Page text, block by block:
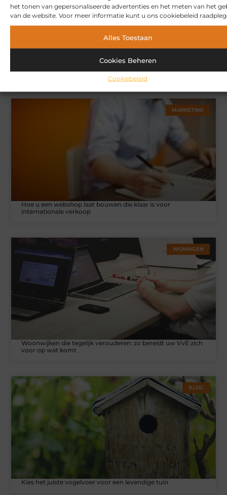
het tonen van gepersonaliseerde advertenties en het meten van het
van de website. Voor meer informatie kunt u ons cookiebeleid
Alles Toestaan
Cookies Beheren
Cookiebeleid
Over ons Ons team
Gerelateerde artikelendie u
mogelijk interesseren
MARKETING
Hoe u een webshop laat bouwen die klaar is voor
internationale verkoop
WONINGEN
Woonwijken die tegelijk verouderen: zo bereidt uw VvE zich
voor op wat komt
BLOG
Kies het juiste vogelvoer voor een levendige tuin